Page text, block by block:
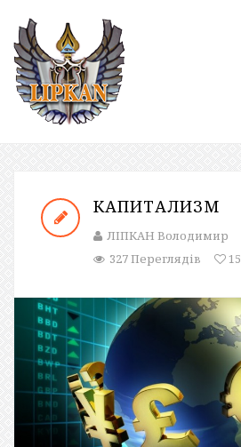
КАПИТАЛИЗМ
ЛІПКАН Володимир
327 Переглядів
15